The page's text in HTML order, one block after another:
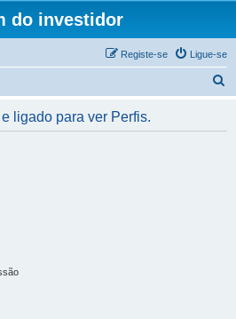
do investidor
Ligue-se
Registe-se
ligado para ver Perfis.